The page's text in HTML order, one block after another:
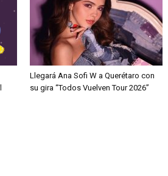
Llegará Ana Sofi W a Querétaro con
su gira “Todos Vuelven Tour 2026”